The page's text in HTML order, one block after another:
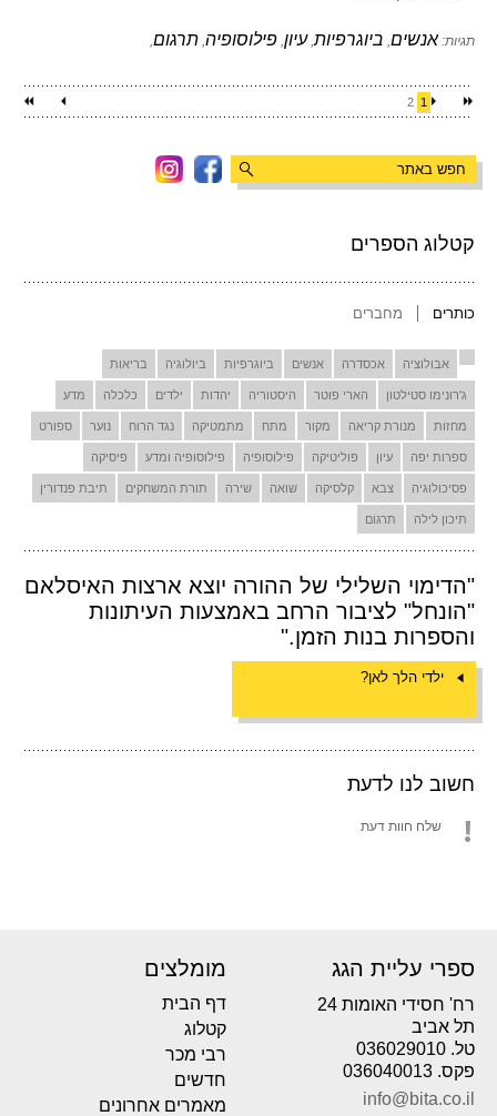
קטלוג הספרים
כותרים מחברים
אבולוציה אכסדרה אנשים ביוגרפיות ביולוגיה בריאות
ג'רונימו סטילטון הארי פוטר היסטוריה יהדות ילדים כלכלה מדע
מחזות מנורת קריאה מקור מתח מתמטיקה נגד הרוח נוער ספורט
ספרות יפה עיון פוליטיקה פילוסופיה פילוסופיה ומדע פיסיקה
פסיכולוגיה צבא קלסיקה שואה שירה תורת המשחקים תיבת פנדורין
תיכון לילה תרגום
"הדימוי השלילי של ההורה יוצא ארצות האיסלאם
"הונחל" לציבור הרחב באמצעות העיתונות
והספרות בנות הזמן."
ילדי הלך לאן?
חשוב לנו לדעת
שלח חוות דעת
תגיות:אנשים ביוגרפיות ,עיון פילוסופיה תרגום
1
2
ספרי עליית הגג
רח' חסידי האומות 24
תל אביב
טל. 036029010
פקס. 036040013
info@bita.co.il
מומלצים
דף הבית
קטלוג
רבי מכר
חדשים
מאמרים אחרונים